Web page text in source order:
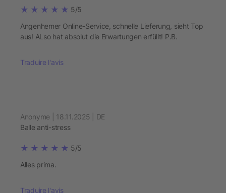
5/5
Angenhemer Online-Service, schnelle Lieferung, sieht Top
aus! ALso hat absolut die Erwartungen erfüllt! P.B.
Traduire l'avis
Anonyme | 18.11.2025 | DE
Balle anti-stress
5/5
Alles prima.
Traduire l'avis